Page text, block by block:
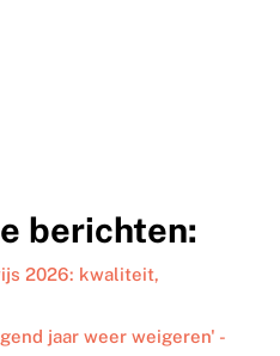
berichten:
2026: kwaliteit,
jaar weer weigeren' -